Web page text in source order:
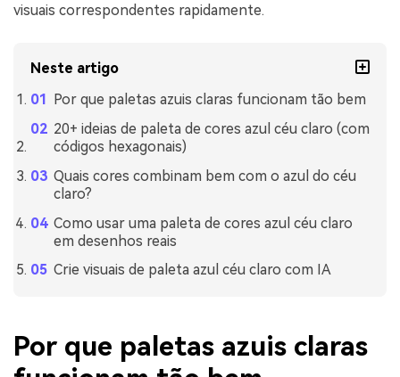
visuais correspondentes rapidamente.
Neste artigo
Por que paletas azuis claras funcionam tão bem
20+ ideias de paleta de cores azul céu claro (com
códigos hexagonais)
Quais cores combinam bem com o azul do céu
claro?
Como usar uma paleta de cores azul céu claro
em desenhos reais
Crie visuais de paleta azul céu claro com IA
Por que paletas azuis claras